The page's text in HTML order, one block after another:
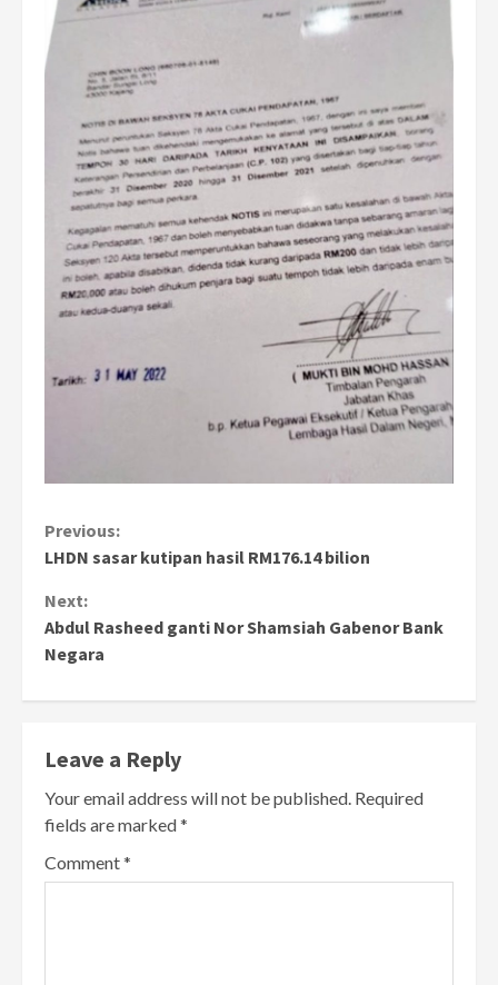
Continue
Previous:
LHDN sasar kutipan hasil RM176.14 bilion
Next:
Abdul Rasheed ganti Nor Shamsiah Gabenor Bank
Negara
Leave a Reply
Your email address will not be published. Required
fields are marked*
Comment*